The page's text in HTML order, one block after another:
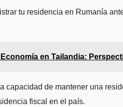
tu residencia en Rumanía
en Tailandia:
capacidad de mantener una
fiscal en el país.